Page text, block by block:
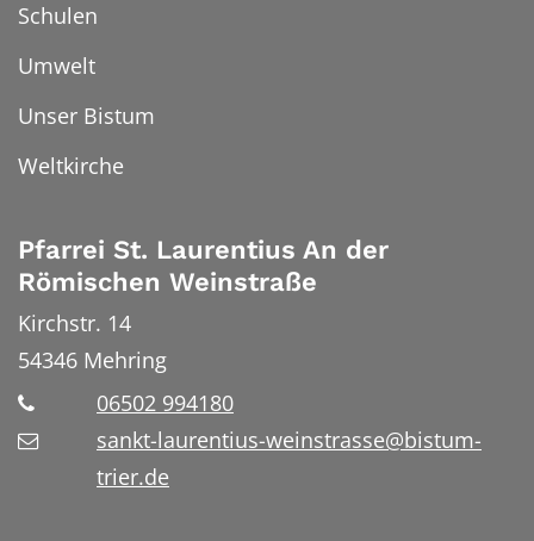
Schulen
Umwelt
Unser Bistum
Weltkirche
Pfarrei St. Laurentius An der
Römischen Weinstraße
Kirchstr. 14
54346 Mehring
06502 994180
sankt-laurentius-weinstrasse@bistum-
trier.de